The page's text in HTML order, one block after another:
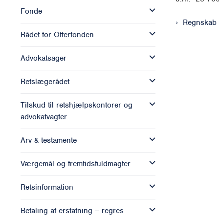
Fonde
Rådet for Offerfonden
Advokatsager
Retslægerådet
Tilskud til retshjælpskontorer og
advokatvagter
Arv & testamente
Værgemål og fremtidsfuldmagter
Retsinformation
Betaling af erstatning – regres
Regnskab